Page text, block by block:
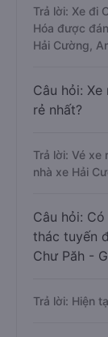
Trả lời: Xe đi
Hóa được
Hải Cường,
Câu hỏi:
rẻ nhất?
Trả lời: Vé xe
nhà xe Hải
Câu hỏi:
thác tuyến
Chư Păh -
Trả lời: Hiện